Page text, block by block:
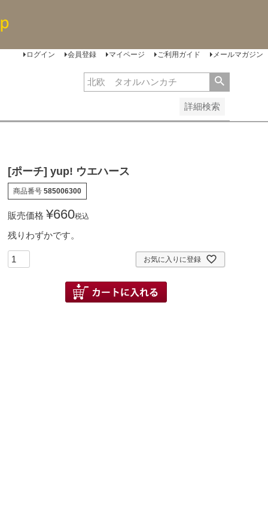
ログイン 会員登録 マイページ ご利用ガイド メールマガジン
詳細検索
順
[ポーチ] yup! ウエハース
商品番号 585006300
販売価格 ¥660税込
残りわずかです。
お気に入りに登録